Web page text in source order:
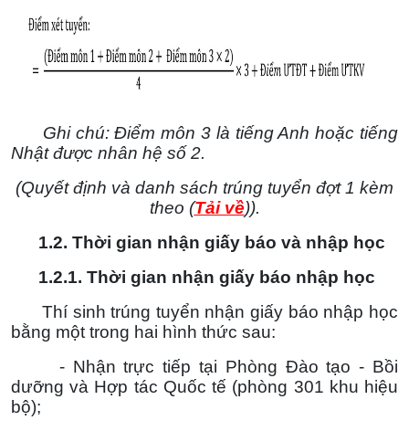
Ghi chú: Điểm môn 3 là tiếng Anh hoặc tiếng
Nhật được nhân hệ số 2.
(Quyết định và danh sách trúng tuyển đợt 1 kèm
theo (Tải về)).
1.2. Thời gian nhận giấy báo và nhập học
1.2.1. Thời gian nhận giấy báo nhập học
Thí sinh trúng tuyển nhận giấy báo nhập học
bằng một trong hai hình thức sau:
- Nhận trực tiếp tại Phòng Đào tạo - Bồi
dưỡng và Hợp tác Quốc tế (phòng 301 khu hiệu
bộ);